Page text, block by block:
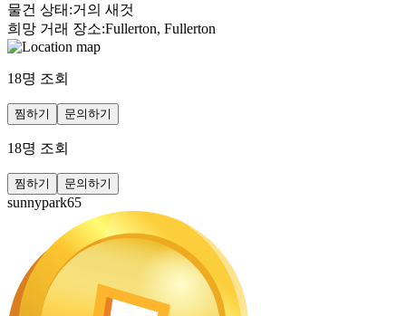
물건 상태 :거의 새것
희망 거래 장소:Fullerton, Fullerton
18명 조회
찜하기 문의하기
18명 조회
찜하기 문의하기
sunnypark65